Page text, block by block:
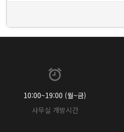
10:00~19:00 (월~금)
사무실 개방시간